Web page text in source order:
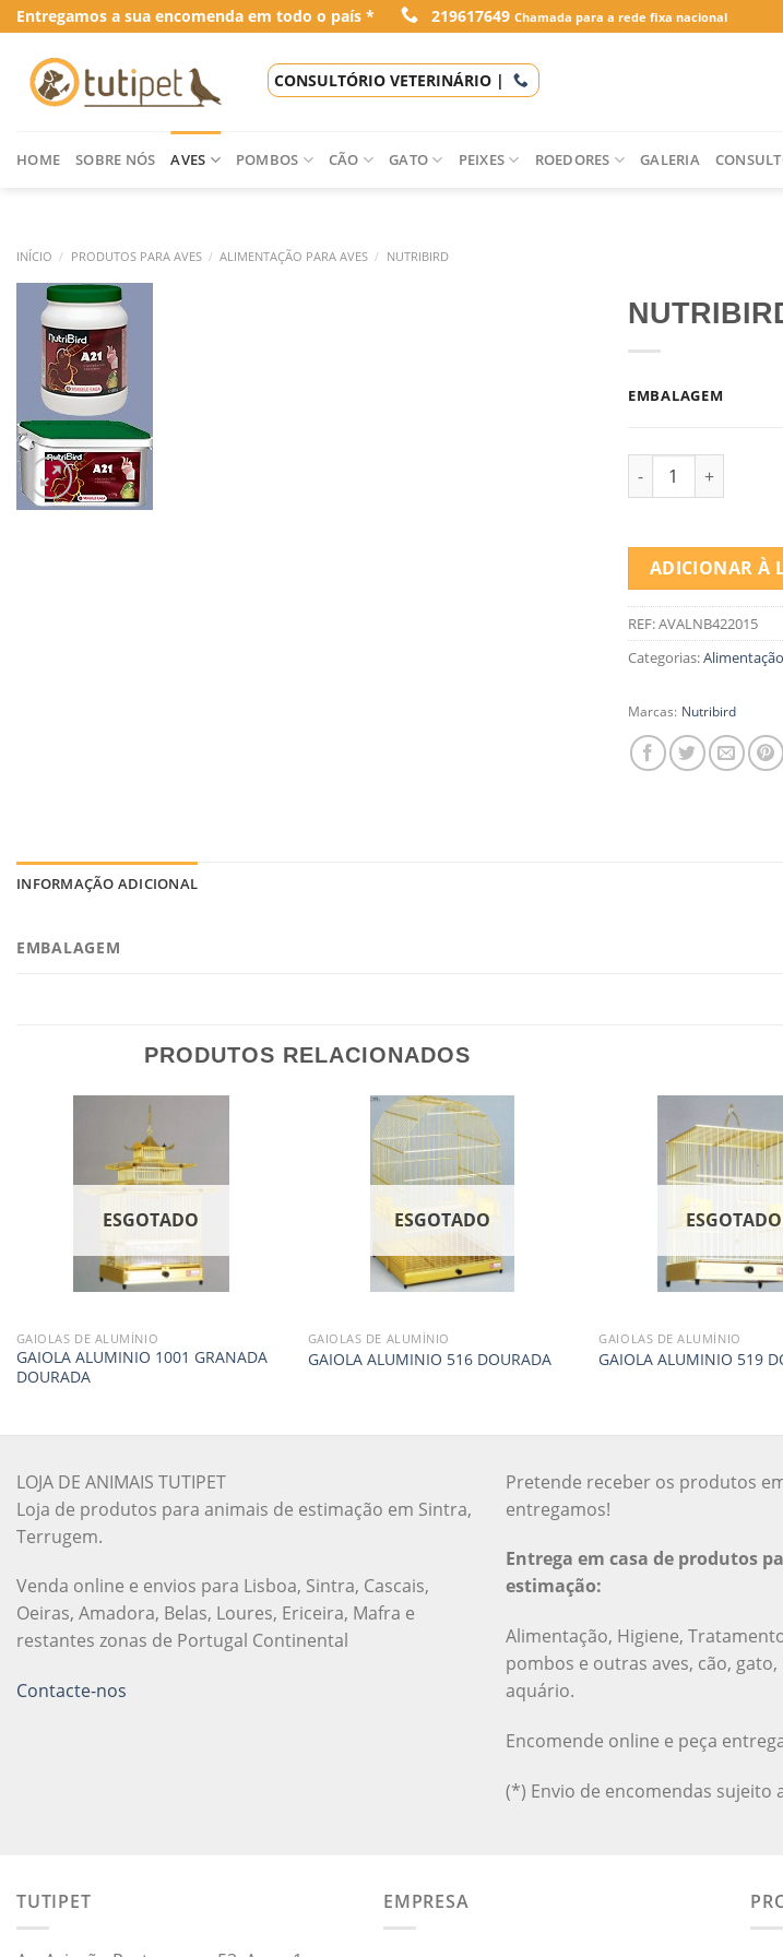
Skip
to
content
Entregamos a sua encomenda em todo o país * 219617649 Chamada para a rede fixa nacional
CONSULTÓRIO VETERINÁRIO |
HOME SOBRE NÓS AVES POMBOS CÃO GATO PEIXES ROEDORES GALERIA
INÍCIO / PRODUTOS PARA AVES / ALIMENTAÇÃO PARA AVES / NUTRIBIRD
EMBALAGEM
Quantidade de
ADICIONAR À
REF:AVALNB422015
Categorias:
Marcas: Nutribird
INFORMAÇÃO ADICIONAL
EMBALAGEM
PRODUTOS RELACIONADOS
ESGOTADO
GAIOLAS DE ALUMÍNIO
GAIOLA ALUMINIO 1001 GRANADA
DOURADA
ESGOTADO
GAIOLAS DE ALUMÍNIO
GAIOLA ALUMINIO 516 DOURADA
ESGOTADO
GAIOLAS DE ALUMÍNIO
GAIOLA ALUMINIO 519
LOJA DE ANIMAIS TUTIPET
Loja de produtos para animais de estimação em Sintra,
Terrugem.
Venda online e envios para Lisboa, Sintra, Cascais,
Oeiras, Amadora, Belas, Loures, Ericeira, Mafra e
restantes zonas de Portugal Continental
Contacte-nos
Pretende receber os produtos
entregamos!
Entrega em casa de produtos
estimação:
Alimentação, Higiene,
pombos e outras aves, cão,
aquário.
Encomende online e peça
(*) Envio de encomendas sujeito
TUTIPET EMPRESA